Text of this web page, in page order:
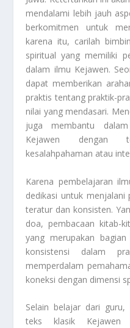
mendalami lebih jauh
berkomitmen untuk
karena itu, carilah
spiritual yang memiliki
dalam ilmu Kejawen.
dapat memberikan
praktis tentang praktik-
nilai yang mendasari.
juga membantu
Kejawen dengan
kesalahpahaman atau
Karena pembelajaran
dedikasi untuk menjalani
teratur dan konsisten.
doa, pembacaan kitab-
yang merupakan
konsistensi dalam
memperdalam
koneksi dengan dimensi
Selain belajar dari
teks klasik Kejawen